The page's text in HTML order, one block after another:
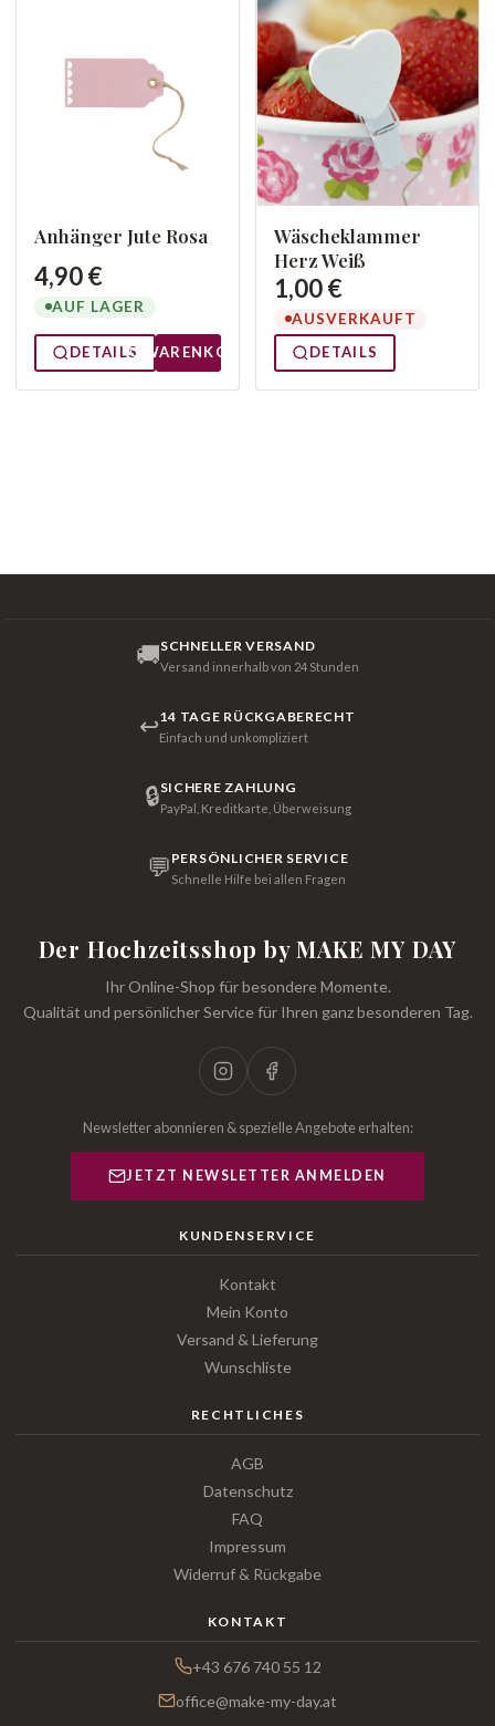
Anhänger Jute Rosa
4,90 €
AUF LAGER
DETAILS WARENKORB
Wäscheklammer
Herz Weiß
1,00 €
AUSVERKAUFT
DETAILS
🚚SCHNELLER VERSAND
Versand innerhalb von 24 Stunden
↩14 TAGE RÜCKGABERECHT
Einfach und unkompliziert
🔒SICHERE ZAHLUNG
PayPal, Kreditkarte, Überweisung
💬 PERSÖNLICHER SERVICE
Schnelle Hilfe bei allen Fragen
Der Hochzeitsshop by MAKE MY DAY
Ihr Online-Shop für besondere Momente.
Qualität und persönlicher Service für Ihren ganz besonderen Tag.
Newsletter abonnieren & spezielle Angebote erhalten:
JETZT NEWSLETTER ANMELDEN
KUNDENSERVICE
Kontakt
Mein Konto
Versand & Lieferung
Wunschliste
RECHTLICHES
AGB
Datenschutz
FAQ
Impressum
Widerruf & Rückgabe
KONTAKT
+43 676 740 55 12
office@make-my-day.at